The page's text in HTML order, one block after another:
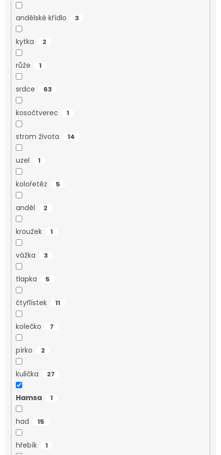
andělské křídlo 3
kytka 2
růže 1
srdce 63
kosočtverec 1
strom života 14
uzel 1
kolořetěz 5
anděl 2
kroužek 1
vážka 3
tlapka 5
čtyřlístek 11
kolečko 7
pírko 2
kulička 27
Hamsa 1
had 15
hřebík 1